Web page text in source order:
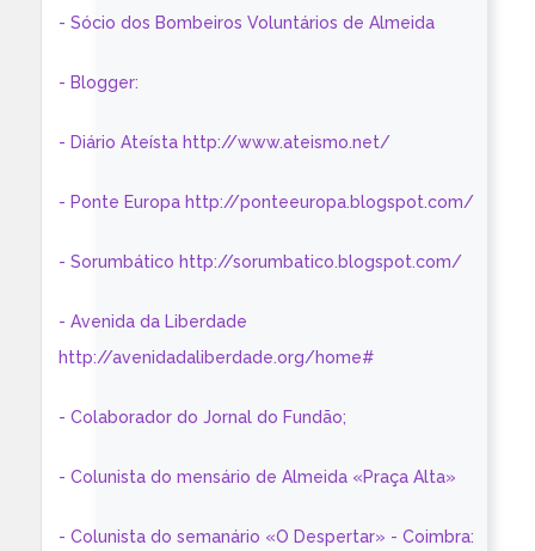
- Sócio dos Bombeiros Voluntários de Almeida
- Blogger:
- Diário Ateísta http://www.ateismo.net/
- Ponte Europa http://ponteeuropa.blogspot.com/
- Sorumbático http://sorumbatico.blogspot.com/
- Avenida da Liberdade
http://avenidadaliberdade.org/home#
- Colaborador do Jornal do Fundão;
- Colunista do mensário de Almeida «Praça Alta»
- Colunista do semanário «O Despertar» - Coimbra: